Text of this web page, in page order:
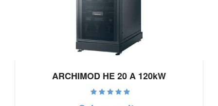
ARCHIMOD HE 20 A 120kW